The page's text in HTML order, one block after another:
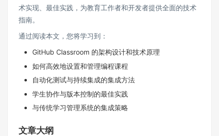
术实现、最佳实践，为教育工作者和开发者提供全面的技术
指南。
通过阅读本文，您将学习到：
GitHub Classroom 的架构设计和技术原理
如何高效地设置和管理编程课程
自动化测试与持续集成的集成方法
学生协作与版本控制的最佳实践
与传统学习管理系统的集成策略
文章大纲